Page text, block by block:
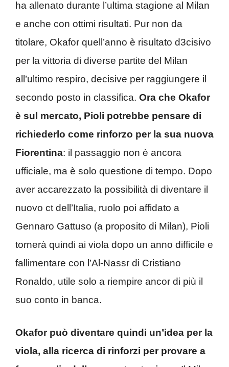
ha allenato durante l’ultima stagione al Milan
e anche con ottimi risultati. Pur non da
titolare, Okafor quell’anno è risultato d3cisivo
per la vittoria di diverse partite del Milan
all’ultimo respiro, decisive per raggiungere il
secondo posto in classifica. Ora che Okafor
è sul mercato, Pioli potrebbe pensare di
richiederlo come rinforzo per la sua nuova
Fiorentina: il passaggio non è ancora
ufficiale, ma è solo questione di tempo. Dopo
aver accarezzato la possibilità di diventare il
nuovo ct dell’Italia, ruolo poi affidato a
Gennaro Gattuso (a proposito di Milan), Pioli
tornerà quindi ai viola dopo un anno difficile e
fallimentare con l’Al-Nassr di Cristiano
Ronaldo, utile solo a riempire ancor di più il
suo conto in banca.
Okafor può diventare quindi un’idea per la
viola, alla ricerca di rinforzi per provare a